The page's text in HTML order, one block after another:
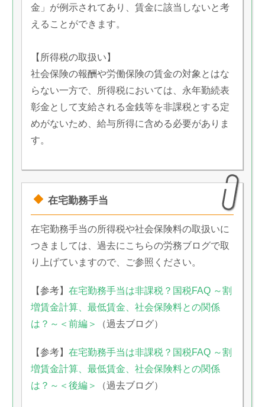
金」が例示されてあり、賃金に該当しないと考
えることができます。
【所得税の取扱い】
社会保険の報酬や労働保険の賃金の対象とはな
らない一方で、所得税においては、永年勤続表
彰金として支給される金銭等を非課税とする定
めがないため、給与所得に含める必要がありま
す。
在宅勤務手当
在宅勤務手当の所得税や社会保険料の取扱いに
つきましては、過去にこちらの労務ブログで取
り上げていますので、ご参照ください。
【参考】在宅勤務手当は非課税？国税FAQ ～割
増賃金計算、最低賃金、社会保険料との関係
は？～＜前編＞
（過去ブログ）
【参考】在宅勤務手当は非課税？国税FAQ ～割
増賃金計算、最低賃金、社会保険料との関係
は？～＜後編＞
（過去ブログ）